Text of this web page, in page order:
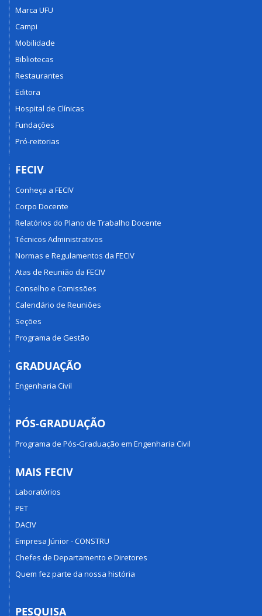
Marca UFU
Campi
Mobilidade
Bibliotecas
Restaurantes
Editora
Hospital de Clínicas
Fundações
Pró-reitorias
FECIV
Conheça a FECIV
Corpo Docente
Relatórios do Plano de Trabalho Docente
Técnicos Administrativos
Normas e Regulamentos da FECIV
Atas de Reunião da FECIV
Conselho e Comissões
Calendário de Reuniões
Seções
Programa de Gestão
GRADUAÇÃO
Engenharia Civil
PÓS-GRADUAÇÃO
Programa de Pós-Graduação em Engenharia Civil
MAIS FECIV
Laboratórios
PET
DACIV
Empresa Júnior - CONSTRU
Chefes de Departamento e Diretores
Quem fez parte da nossa história
PESQUISA